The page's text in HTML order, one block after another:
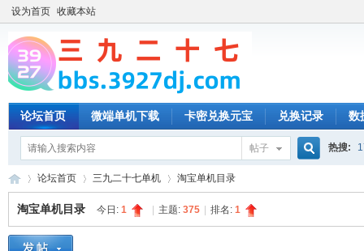
设为首页 收藏本站
论坛首页 微端单机下载 卡密兑换元宝 兑换记录 数
帖子 热搜:
»
论坛首页 三九二十七单机 淘宝单机目录
淘宝单机目录 今日: 1 主题: 375 排名: 1